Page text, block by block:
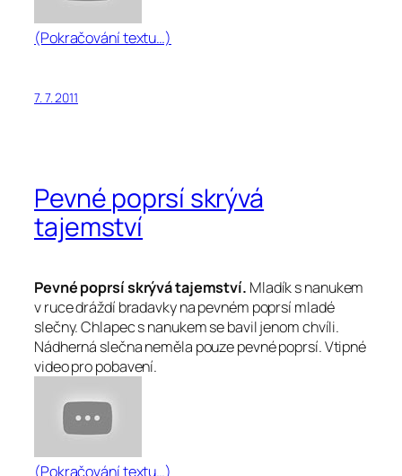
(Pokračování textu…)
7. 7. 2011
Pevné poprsí skrývá
tajemství
Pevné poprsí skrývá tajemství. Mladík s nanukem
v ruce dráždí bradavky na pevném poprsí mladé
slečny. Chlapec s nanukem se bavil jenom chvíli.
Nádherná slečna neměla pouze pevné poprsí. Vtipné
video pro pobavení.
(Pokračování textu…)